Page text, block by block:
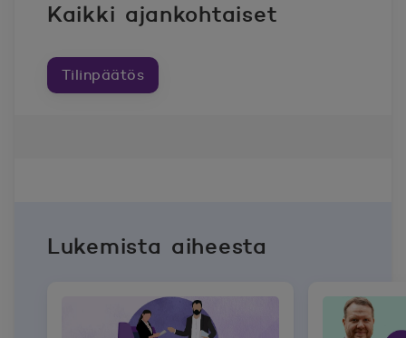
Kaikki ajankohtaiset
Tilinpäätös
Lukemista aiheesta